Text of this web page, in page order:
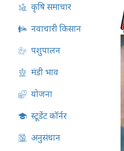
कृषि समाचार
नवाचारी किसान
पशुपालन
मंडी भाव
योजना
स्टूडेंट कॉर्नर
अनुसंधान
62.58
फसल
05-Aug-